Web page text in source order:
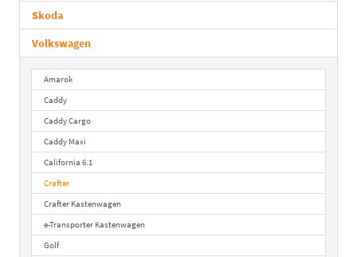
Skoda
Volkswagen
Amarok
Caddy
Caddy Cargo
Caddy Maxi
California 6.1
Crafter
Crafter Kastenwagen
e-Transporter Kastenwagen
Golf